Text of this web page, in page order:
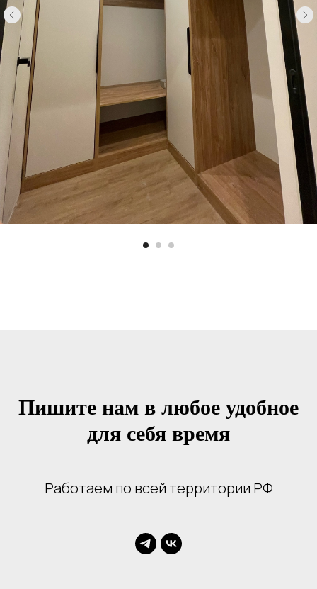
Пишите нам в любое удобное
для себя время
Работаем по всей территории РФ